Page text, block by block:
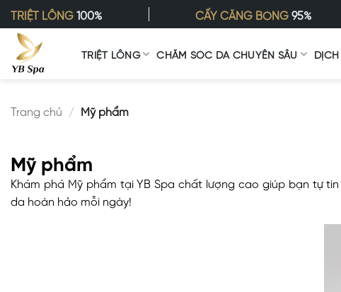
dung
TRIỆT LÔNG 100% CẤY CĂNG BÓNG 95%
TRIỆT LÔNG CHĂM SÓC DA CHUYÊN SÂU
Trang chủ / Mỹ phẩm
Mỹ phẩm
Khám phá Mỹ phẩm tại YB Spa chất lượng cao giúp bạn tự
da hoàn hảo mỗi ngày!